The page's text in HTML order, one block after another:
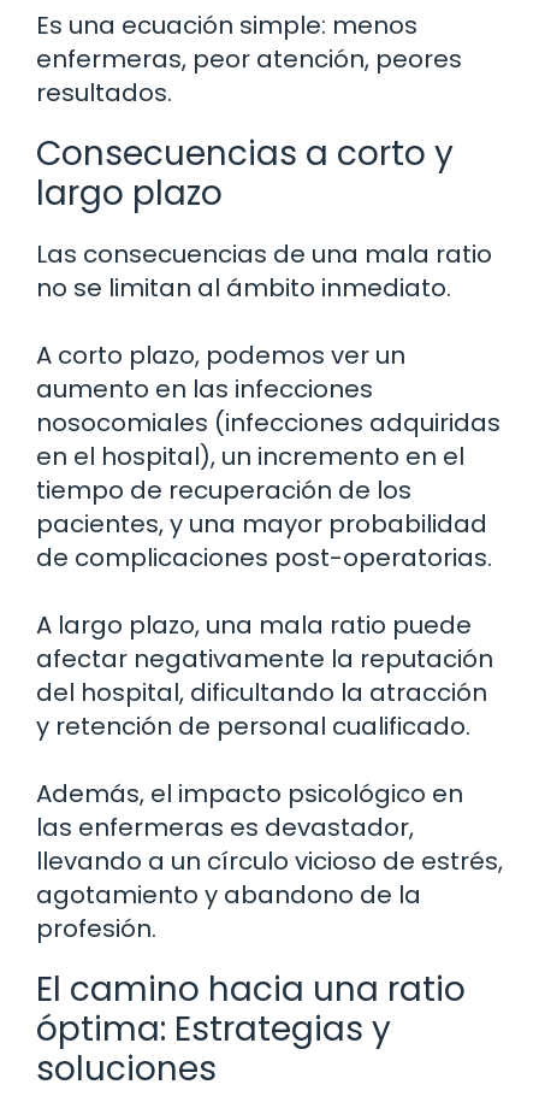
Es una ecuación simple: menos
enfermeras, peor atención, peores
resultados.
Consecuencias a corto y
largo plazo
Las consecuencias de una mala ratio
no se limitan al ámbito inmediato.
A corto plazo, podemos ver un
aumento en las infecciones
nosocomiales (infecciones adquiridas
en el hospital), un incremento en el
tiempo de recuperación de los
pacientes, y una mayor probabilidad
de complicaciones post-operatorias.
A largo plazo, una mala ratio puede
afectar negativamente la reputación
del hospital, dificultando la atracción
y retención de personal cualificado.
Además, el impacto psicológico en
las enfermeras es devastador,
llevando a un círculo vicioso de estrés,
agotamiento y abandono de la
profesión.
El camino hacia una ratio
óptima: Estrategias y
soluciones